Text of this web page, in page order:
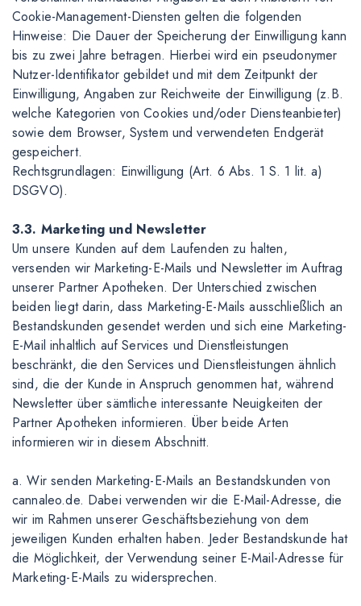
Cookie-Management-Diensten gelten die folgenden
Hinweise: Die Dauer der Speicherung der Einwilligung kann
bis zu zwei Jahre betragen. Hierbei wird ein pseudonymer
Nutzer-Identifikator gebildet und mit dem Zeitpunkt der
Einwilligung, Angaben zur Reichweite der Einwilligung (z.B.
welche Kategorien von Cookies und/oder Diensteanbieter)
sowie dem Browser, System und verwendeten Endgerät
gespeichert.
Rechtsgrundlagen: Einwilligung (Art. 6 Abs. 1 S. 1 lit. a)
DSGVO).
3.3. Marketing und Newsletter
Um unsere Kunden auf dem Laufenden zu halten,
versenden wir Marketing-E-Mails und Newsletter im Auftrag
unserer Partner Apotheken. Der Unterschied zwischen
beiden liegt darin, dass Marketing-E-Mails ausschließlich an
Bestandskunden gesendet werden und sich eine Marketing-
E-Mail inhaltlich auf Services und Dienstleistungen
beschränkt, die den Services und Dienstleistungen ähnlich
sind, die der Kunde in Anspruch genommen hat, während
Newsletter über sämtliche interessante Neuigkeiten der
Partner Apotheken informieren. Über beide Arten
informieren wir in diesem Abschnitt.
a. Wir senden Marketing-E-Mails an Bestandskunden von
cannaleo.de. Dabei verwenden wir die E-Mail-Adresse, die
wir im Rahmen unserer Geschäftsbeziehung von dem
jeweiligen Kunden erhalten haben. Jeder Bestandskunde hat
die Möglichkeit, der Verwendung seiner E-Mail-Adresse für
Marketing-E-Mails zu widersprechen.